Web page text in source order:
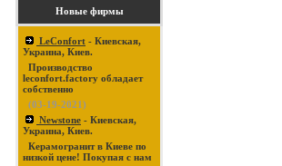
Новые фирмы
LeConfort - Киевская,
Украина, Киев.
Производство
leconfort.factory обладает
собственно
(03-19-2021)
Newstone - Киевская,
Украина, Киев.
Керамогранит в Киеве по
низкой цене! Покупая с нам